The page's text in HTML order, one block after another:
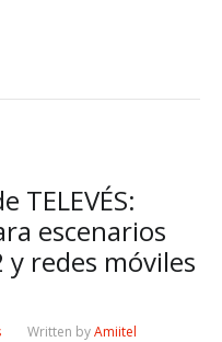
TELEVÉS:
escenarios
y redes móviles
Written byAmiitel